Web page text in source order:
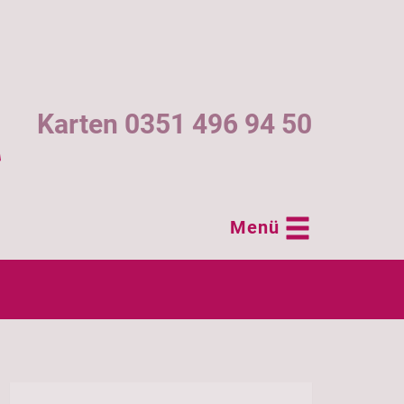
Karten 0351 496 94 50
Menü